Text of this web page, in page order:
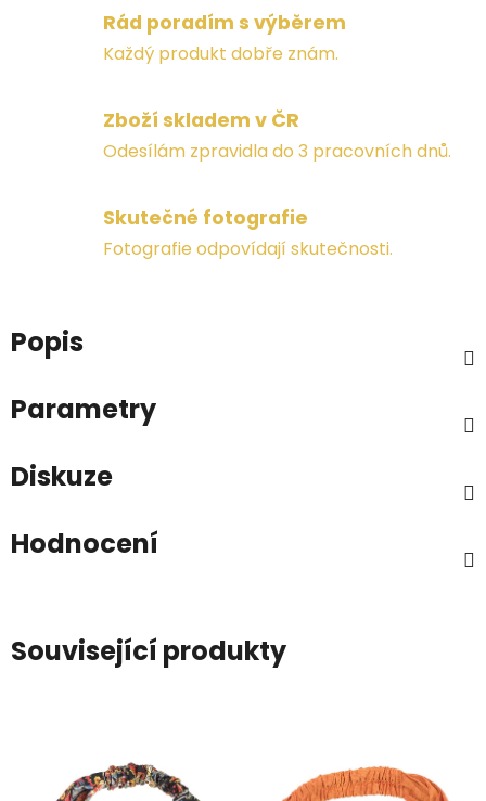
Rád poradím s výběrem
Každý produkt dobře znám.
Zboží skladem v ČR
Odesílám zpravidla do 3 pracovních dnů.
Skutečné fotografie
Fotografie odpovídají skutečnosti.
Popis
Parametry
Diskuze
Hodnocení
Související produkty